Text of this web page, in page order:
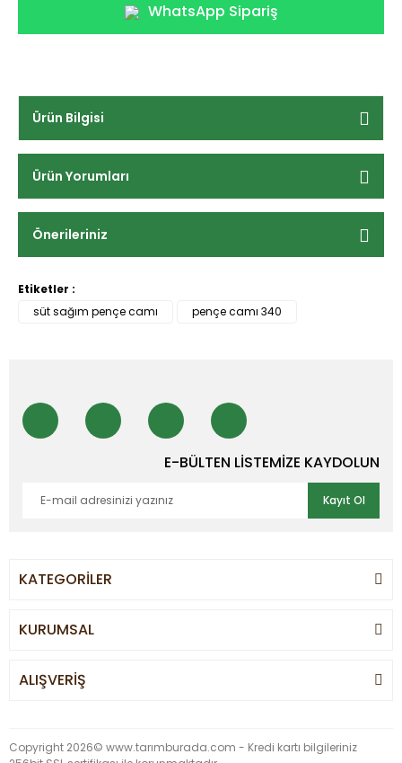
WhatsApp Sipariş
Ürün Bilgisi
Ürün Yorumları
Önerileriniz
Etiketler :
süt sağım pençe camı
pençe camı 340
E-BÜLTEN LİSTEMİZE KAYDOLUN
Kayıt Ol
KATEGORİLER
KURUMSAL
ALIŞVERİŞ
Copyright 2026© www.tarımburada.com - Kredi kartı bilgileriniz